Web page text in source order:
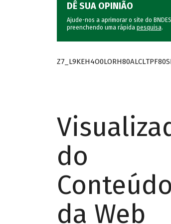
DÊ SUA OPINIÃO
Ajude-nos a aprimorar o site do BNDES
preenchendo uma rápida pesquisa.
do
Conteúdo
da Web